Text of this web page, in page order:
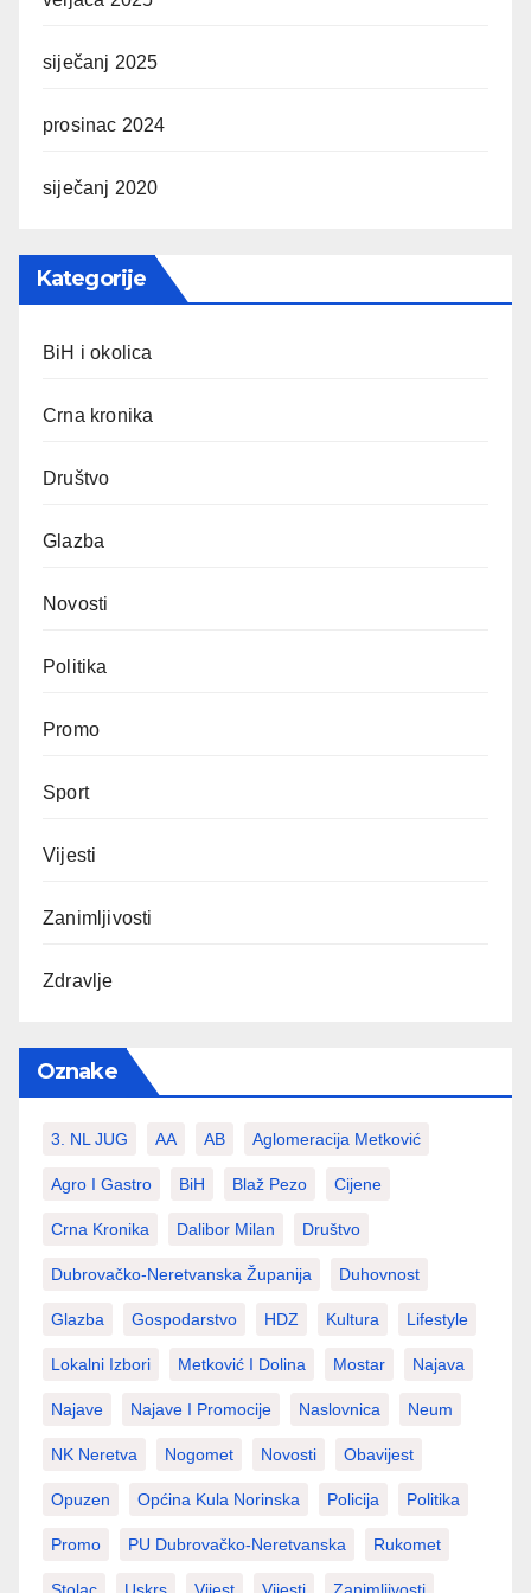
siječanj 2025
prosinac 2024
siječanj 2020
Kategorije
BiH i okolica
Crna kronika
Društvo
Glazba
Novosti
Politika
Promo
Sport
Vijesti
Zanimljivosti
Zdravlje
Oznake
3. NL JUG AA AB Aglomeracija Metković
Agro I Gastro BiH Blaž Pezo Cijene
Crna Kronika Dalibor Milan Društvo
Dubrovačko-Neretvanska Županija Duhovnost
Glazba Gospodarstvo HDZ Kultura Lifestyle
Lokalni Izbori Metković I Dolina Mostar Najava
Najave Najave I Promocije Naslovnica Neum
NK Neretva Nogomet Novosti Obavijest
Opuzen Općina Kula Norinska Policija Politika
Promo PU Dubrovačko-Neretvanska Rukomet
Stolac Uskrs Vijest Vijesti Zanimljivosti